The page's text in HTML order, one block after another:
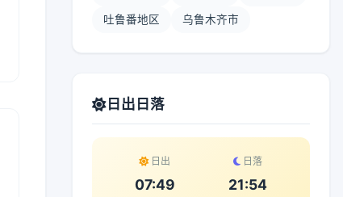
吐鲁番地区 乌鲁木齐市
日出日落
日出
07:49
日落
21:54